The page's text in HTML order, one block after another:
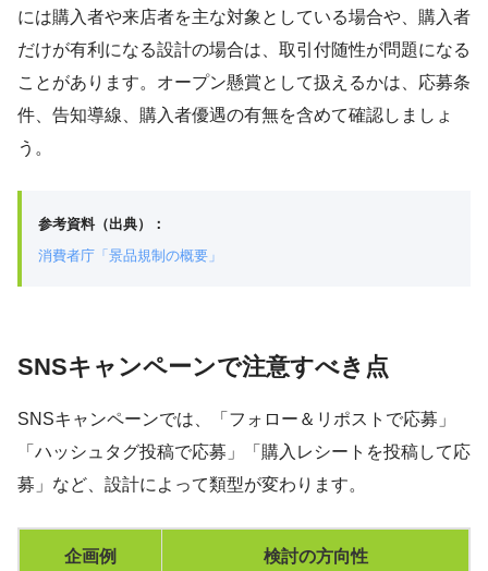
には購入者や来店者を主な対象としている場合や、購入者
だけが有利になる設計の場合は、取引付随性が問題になる
ことがあります。オープン懸賞として扱えるかは、応募条
件、告知導線、購入者優遇の有無を含めて確認しましょ
う。
参考資料（出典）：
消費者庁「景品規制の概要」
SNSキャンペーンで注意すべき点
SNSキャンペーンでは、「フォロー＆リポストで応募」
「ハッシュタグ投稿で応募」「購入レシートを投稿して応
募」など、設計によって類型が変わります。
企画例 検討の方向性